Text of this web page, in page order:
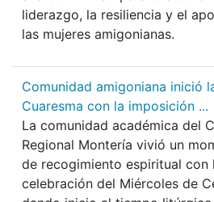
liderazgo, la resiliencia y el
las mujeres amigonianas.
Comunidad amigoniana inició
Cuaresma con la imposición ...
La comunidad académica del
Regional Montería vivió un
de recogimiento espiritual con
celebración del Miércoles de